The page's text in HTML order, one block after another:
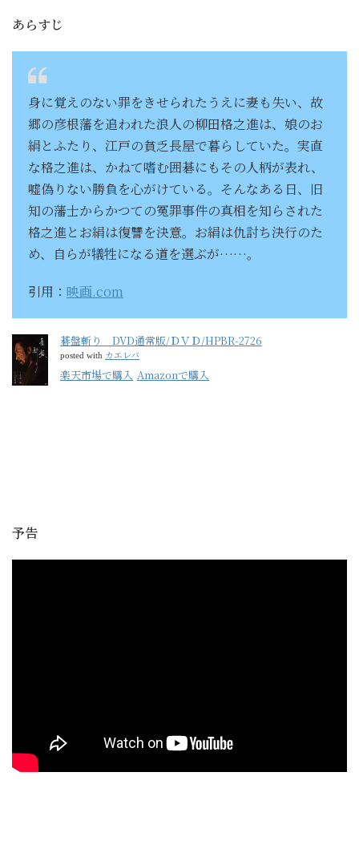
あらすじ
身に覚えのない罪をきせられたうえに妻も失い、故
郷の彦根藩を追われた浪人の柳田格之進は、娘のお
絹とふたり、江戸の貧乏長屋で暮らしていた。実直
な格之進は、かねて嗜む囲碁にもその人柄が表れ、
嘘偽りない勝負を心がけている。そんなある日、旧
知の藩士からかつての冤罪事件の真相を知らされた
格之進とお絹は復讐を決意。お絹は仇討ち決行のた
め、自らが犠牲になる道を選ぶが……。
引用： 映画.com
碁盤斬り DVD通常版/ＤＶＤ/HPBR-2726
posted with カエレバ
楽天市場で購入 Amazonで購入
予告